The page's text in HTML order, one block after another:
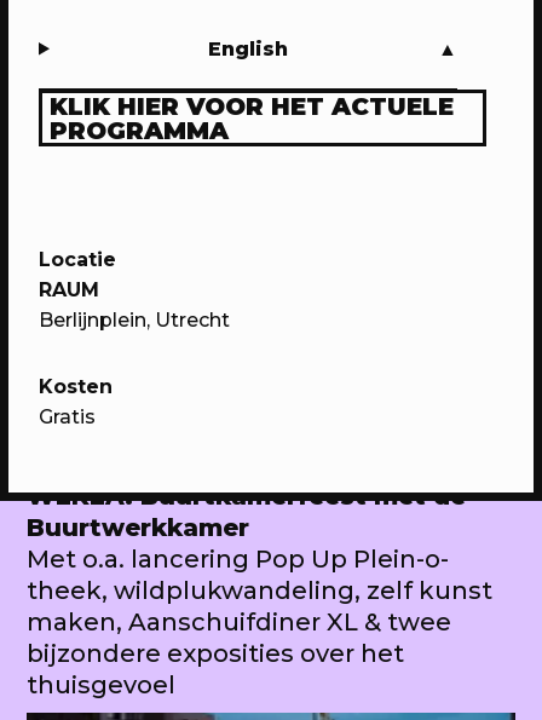
Utrecht!
Met muziek van Stranded.fm,
GigaSjoelen & nog veel meer.
WEKEA: Buurtkamerfeest met de
Buurtwerkkamer
Met o.a. lancering Pop Up Plein-o-
theek, wildplukwandeling, zelf kunst
maken, Aanschuifdiner XL & twee
bijzondere exposities over het
thuisgevoel
Locatie
RAUM
Berlijnplein, Utrecht
Kosten
Gratis
English
KLIK HIER VOOR HET ACTUELE
PROGRAMMA